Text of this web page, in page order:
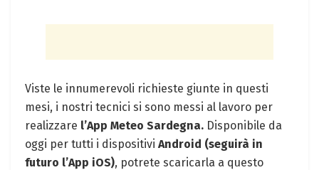
Viste le innumerevoli richieste giunte in questi
mesi, i nostri tecnici si sono messi al lavoro per
realizzare l’App Meteo Sardegna. Disponibile da
oggi per tutti i dispositivi Android (seguirà in
futuro l’App iOS), potrete scaricarla a questo